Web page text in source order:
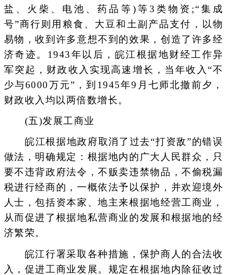
盐、火柴、电池、药品等)等3类物资;“集成
号”商行则用粮食、大豆和土副产品支付，以物
易物，收到许多意想不到的效果，创造了许多经
济奇迹。1943年以后，皖江根据地财经工作异
军突起，财政收入实现高速增长，当年收入“不
少与6000万元”，到1945年9月七师北撤前夕，
财政收入均以两倍数增长。
(五)发展工商业
皖江根据地政府取消了过去“打资敌”的错误
做法，明确规定：根据地内的广大人民群众，只
要不违背政府法令，不贩卖违禁物品，不偷税漏
税进行经商的，一概依法予以保护，并欢迎境外
人士，包括资本家、地主来根据地经营工商业，
从而促进了根据地私营商业的发展和根据地的经
济繁荣。
皖江行署采取各种措施，保护商人的合法收
入，促进工商业发展。规定在根据地内除征收过